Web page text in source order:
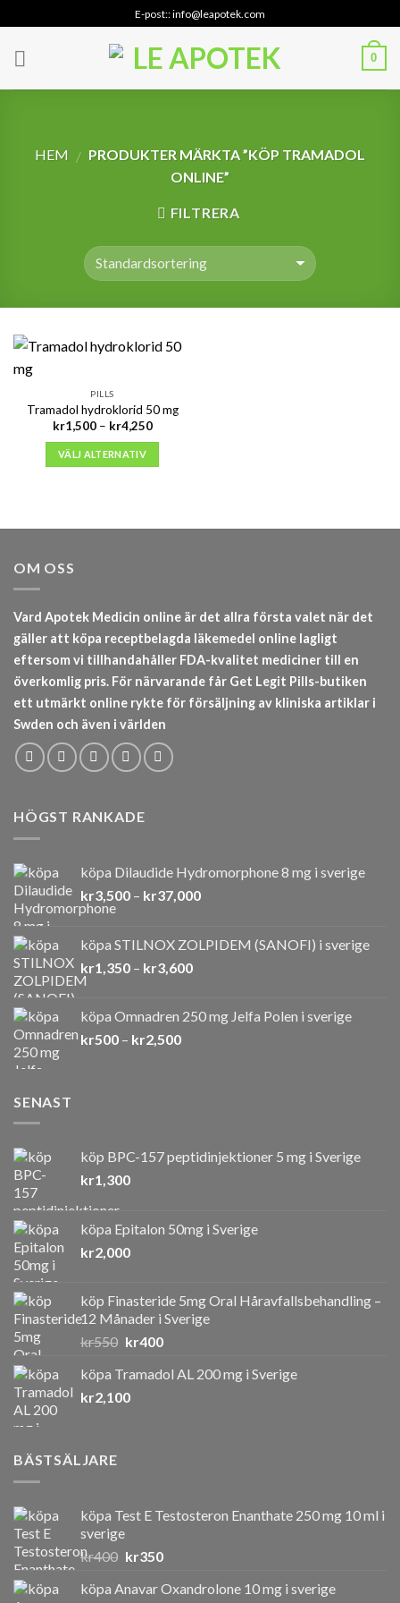
to
content
E-post:: info@leapotek.com
0
HEM / PRODUKTER MÄRKTA ”KÖP TRAMADOL
ONLINE”
FILTRERA
PILLS
Tramadol hydroklorid 50 mg
kr1,500 – kr4,250Prisintervall:
VÄLJ ALTERNATIV
OM OSS
Vard Apotek Medicin online är det allra första valet när det
gäller att köpa receptbelagda läkemedel online lagligt
eftersom vi tillhandahåller FDA-kvalitet mediciner till en
överkomlig pris. För närvarande får Get Legit Pills-butiken
ett utmärkt online rykte för försäljning av kliniska artiklar i
Swden och även i världen
HÖGST RANKADE
köpa Dilaudide Hydromorphone 8 mg i sverige
kr3,500 – kr37,000Prisintervall:
kr37,000
köpa STILNOX ZOLPIDEM (SANOFI) i sverige
kr1,350 – kr3,600Prisintervall:
kr3,600
köpa Omnadren 250 mg Jelfa Polen i sverige
kr500 – kr2,500Prisintervall:
SENAST
köp BPC-157 peptidinjektioner 5 mg i Sverige
kr1,300
köpa Epitalon 50mg i Sverige
kr2,000
köp Finasteride 5mg Oral Håravfallsbehandling –
12 Månader i Sverige
kr550 Det
priset
var:
kr400Det
priset
köpa Tramadol AL 200 mg i Sverige
kr2,100
BÄSTSÄLJARE
köpa Test E Testosteron Enanthate 250 mg 10 ml i
sverige
kr400 Det
priset
kr350Det
priset
köpa Anavar Oxandrolone 10 mg i sverige